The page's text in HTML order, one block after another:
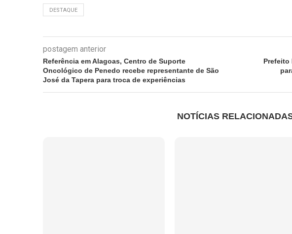
DESTAQUE
postagem anterior
Referência em Alagoas, Centro de Suporte
Oncológico de Penedo recebe representante de São
José da Tapera para troca de experiências
Prefeito
NOTÍCIAS